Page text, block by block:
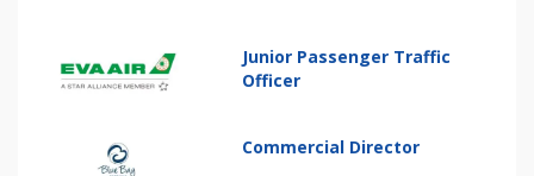
Junior Passenger Traffic
Officer
Commercial Director